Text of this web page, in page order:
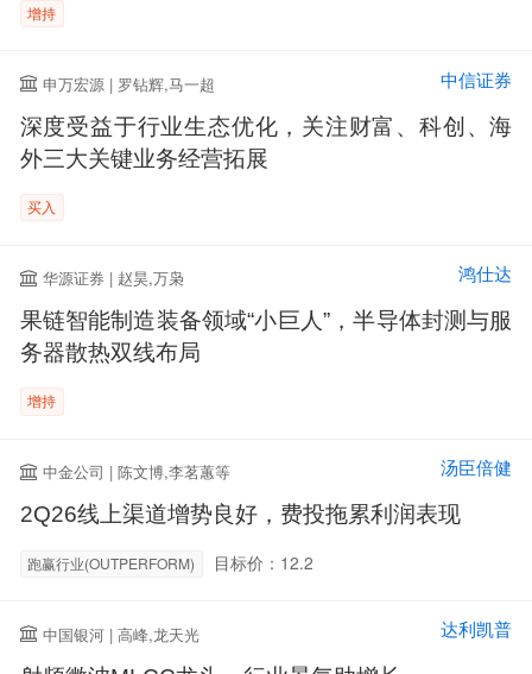
增持
申万宏源 | 罗钻辉,马一超 中信证券
深度受益于行业生态优化，关注财富、科创、海
外三大关键业务经营拓展
买入
华源证券 | 赵昊,万枭 鸿仕达
果链智能制造装备领域“小巨人”，半导体封测与服
务器散热双线布局
增持
中金公司 | 陈文博,李茗蕙等 汤臣倍健
2Q26线上渠道增势良好，费投拖累利润表现
跑赢行业(OUTPERFORM) 目标价：12.2
中国银河 | 高峰,龙天光 达利凯普